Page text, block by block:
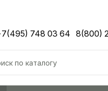
748 03 64 8(800)